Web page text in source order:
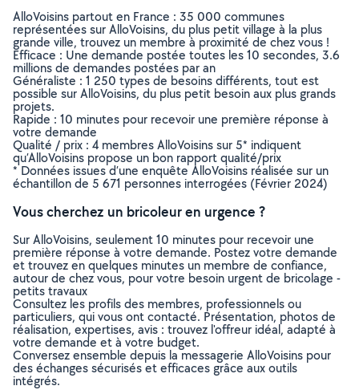
AlloVoisins partout en France : 35 000 communes
représentées sur AlloVoisins, du plus petit village à la plus
grande ville, trouvez un membre à proximité de chez vous !
Efficace : Une demande postée toutes les 10 secondes, 3.6
millions de demandes postées par an
Généraliste : 1 250 types de besoins différents, tout est
possible sur AlloVoisins, du plus petit besoin aux plus grands
projets.
Rapide : 10 minutes pour recevoir une première réponse à
votre demande
Qualité / prix : 4 membres AlloVoisins sur 5* indiquent
qu’AlloVoisins propose un bon rapport qualité/prix
* Données issues d’une enquête AlloVoisins réalisée sur un
échantillon de 5 671 personnes interrogées (Février 2024)
Vous cherchez un bricoleur en urgence ?
Sur AlloVoisins, seulement 10 minutes pour recevoir une
première réponse à votre demande. Postez votre demande
et trouvez en quelques minutes un membre de confiance,
autour de chez vous, pour votre besoin urgent de bricolage -
petits travaux
Consultez les profils des membres, professionnels ou
particuliers, qui vous ont contacté. Présentation, photos de
réalisation, expertises, avis : trouvez l'offreur idéal, adapté à
votre demande et à votre budget.
Conversez ensemble depuis la messagerie AlloVoisins pour
des échanges sécurisés et efficaces grâce aux outils
intégrés.